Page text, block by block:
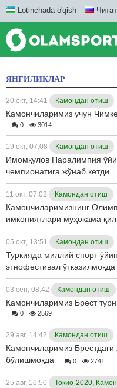
Lotinchada o'qish
ЯНГИЛИКЛАР
20 окт, 14:41 Камондан отиш
Камончиларимиз учун
0 3014
19 окт, 07:08 Камондан отиш
Имомқулов Паралимпия
чемпионатига жўнаб кетди
11 окт, 07:02 Камондан отиш
Камончиларимизнинг
имкониятлари муҳокама
05 окт, 13:51 Камондан отиш
Туркияда миллий спорт
этнофестивал ўтказилмоқда
03 сен, 08:42 Камондан отиш
Камончиларимиз Брест
0 2569
29 авг, 14:42 Камондан отиш
Камончиларимиз
бўлишмоқда
0 2741
25 авг, 16:50 Токио-2020,